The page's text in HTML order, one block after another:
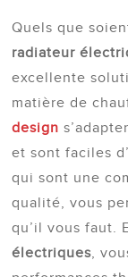
Quels que
radiateur
excellente
matière de
design
et sont faciles
qui sont une
qualité, vous
qu’il vous faut.
électriques,